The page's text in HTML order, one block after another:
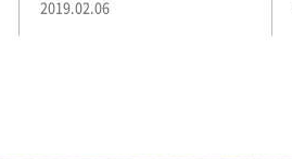
2019.02.06